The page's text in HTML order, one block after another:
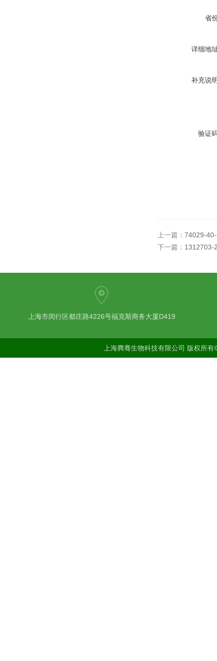
省
详细地
补充说
验证
上一篇： 74029-
下一篇： 1312703-
上海市闵行区都庄路4226号福克斯商务大厦D419
上海腾骞生物科技有限公司 版权所